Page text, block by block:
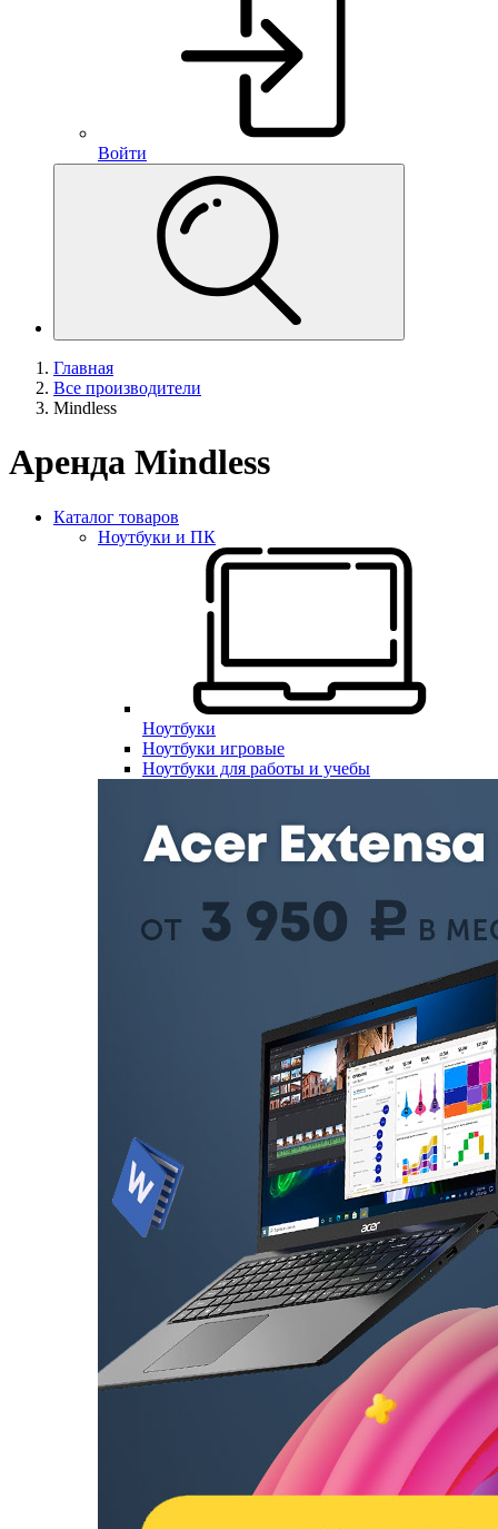
Войти
Главная
Все производители
Mindless
Аренда Mindless
Каталог товаров
Ноутбуки и ПК
Ноутбуки
Ноутбуки игровые
Ноутбуки для работы и учебы